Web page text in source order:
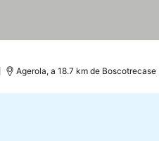
Agerola, a 18.7 km de Boscotrecase